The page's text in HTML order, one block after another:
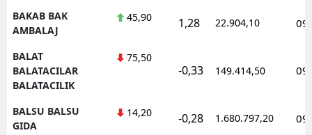
BAKAB BAK
AMBALAJ
45,90 1,28 22.904,10
BALAT
BALATACILAR
BALATACILIK
75,50
-0,33 149.414,50
BALSU BALSU
GIDA
14,20 -0,28 1.680.797,20